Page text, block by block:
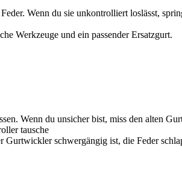
Wenn du sie unkontrolliert loslässt,
Werkzeuge und ein passender Ersatzgurt.
Wenn du unsicher bist, miss den alten
tausche
schwergängig ist, die Feder